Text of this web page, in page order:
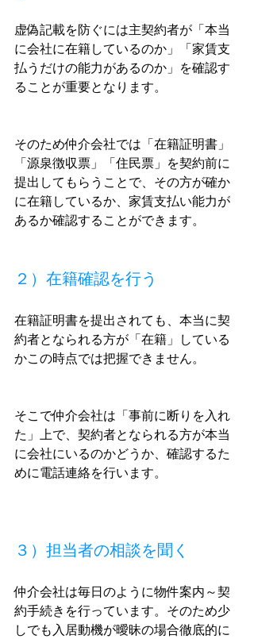
虚偽記載を防ぐには主契約者が「本当
に会社に在籍しているのか」「家賃支
払うだけの能力があるのか」を確認す
ることが重要となります。
そのため仲介会社では「在籍証明書」
「源泉徴収票」「住民票」を契約前に
提出してもらうことで、その方が確か
に在籍しているか、家賃支払い能力が
あるか確認することができます。
２）在籍確認を行う
在籍証明書を提出されても、本当に契
約者となられる方が「在籍」している
かこの時点では把握できません。
そこで仲介会社は「事前に断りを入れ
た」上で、契約者となられる方が本当
に会社にいるのかどうか、確認するた
めに電話連絡を行います。
３）担当者の相談を聞く
仲介会社は毎日のように物件案内～契
約手続きを行っています。そのため少
しでも入居動機が曖昧の場合徹底的に